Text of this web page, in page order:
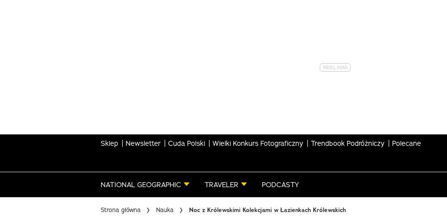
Sklep Newsletter Cuda Polski Wielki Konkurs Fotograficzny Trendbook Podróżniczy Polecane
NATIONAL GEOGRAPHIC TRAVELER PODCASTY
Strona główna Nauka Noc z Królewskimi Kolekcjami w Łazienkach Królewskich